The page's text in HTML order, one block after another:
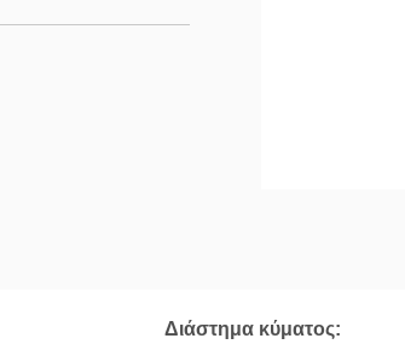
Διάστημα κύματος: